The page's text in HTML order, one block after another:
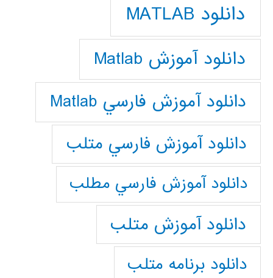
دانلود MATLAB
دانلود آموزش Matlab
دانلود آموزش فارسي Matlab
دانلود آموزش فارسي متلب
دانلود آموزش فارسي مطلب
دانلود آموزش متلب
دانلود برنامه متلب